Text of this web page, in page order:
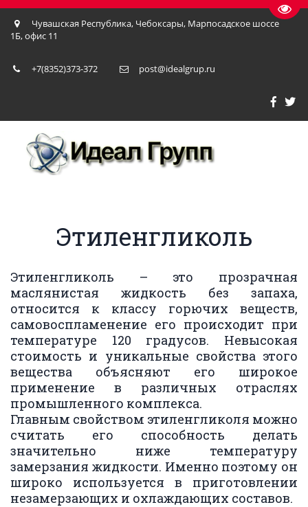
Чувашская Республика, Чебоксары, Марпосадское шоссе
1Б, офис 11
+7(8352)373-372 post@idealgrup.ru
Этиленгликоль
Этиленгликоль – это прозрачная
маслянистая жидкость без запаха,
относится к классу горючих веществ,
самовоспламенение его происходит при
температуре 120 градусов. Невысокая
стоимость и уникальные свойства этого
вещества объясняют его широкое
применение в различных отраслях
промышленного комплекса.
Главным свойством этиленгликоля можно
считать его способность делать
значительно ниже температуру
замерзания жидкости. Именно поэтому он
широко используется в приготовлении
незамерзающих и охлаждающих составов.